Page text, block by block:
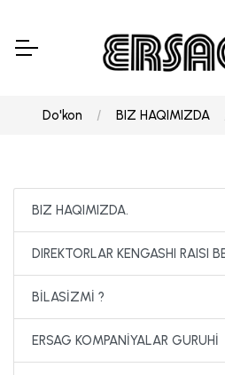
Do'kon BIZ HAQIMIZDA
BIZ HAQIMIZDA.
DIREKTORLAR KENGASHI RAISI
BİLASİZMİ ?
ERSAG KOMPANİYALAR GURUHİ